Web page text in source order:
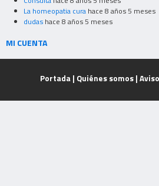
La homeopatia cura hace 8 años 5 meses
dudas hace 8 años 5 meses
MI CUENTA
Portada | Quiénes somos|